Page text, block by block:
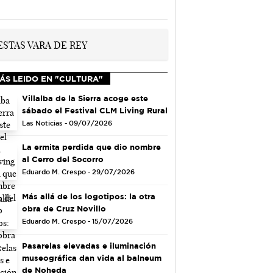
LEIDO EN "CULTURA"
Villalba de la Sierra acoge este
sábado el Festival CLM Living Rural
Las Noticias - 09/07/2026
La ermita perdida que dio nombre
al Cerro del Socorro
Eduardo M. Crespo - 29/07/2026
Más allá de los logotipos: la otra
obra de Cruz Novillo
Eduardo M. Crespo - 15/07/2026
Pasarelas elevadas e iluminación
museográfica dan vida al balneum
de Noheda